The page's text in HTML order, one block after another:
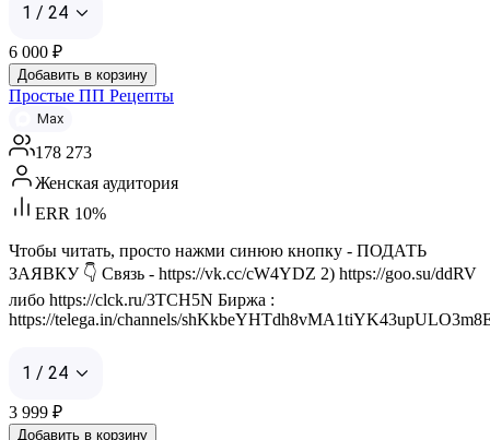
1 / 24
6 000 ₽
Добавить в корзину
Простые ПП Рецепты
Max
178 273
Женская аудитория
ERR 10%
Чтобы читать, просто нажми синюю кнопку - ПОДАТЬ
ЗАЯВКУ 👇 Связь - https://vk.cc/cW4YDZ 2) https://goo.su/ddRV
либо https://clck.ru/3TCH5N Биржа :
https://telega.in/channels/
1 / 24
3 999 ₽
Добавить в корзину